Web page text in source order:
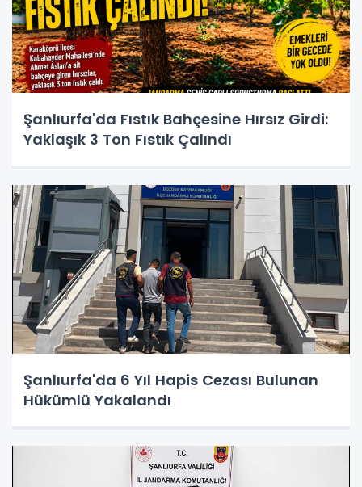
Şanlıurfa'da Fıstık Bahçesine Hırsız Girdi:
Yaklaşık 3 Ton Fıstık Çalındı
Şanlıurfa'da 6 Yıl Hapis Cezası Bulunan
Hükümlü Yakalandı